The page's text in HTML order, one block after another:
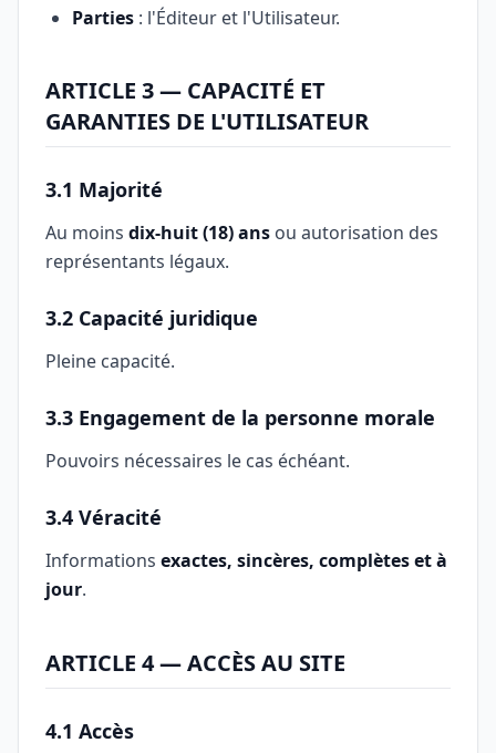
Parties : l'Éditeur et l'Utilisateur.
ARTICLE 3 — CAPACITÉ ET
GARANTIES DE L'UTILISATEUR
3.1 Majorité
Au moins dix-huit (18) ans ou autorisation des
représentants légaux.
3.2 Capacité juridique
Pleine capacité.
3.3 Engagement de la personne morale
Pouvoirs nécessaires le cas échéant.
3.4 Véracité
Informations exactes, sincères, complètes et à
jour.
ARTICLE 4 — ACCÈS AU SITE
4.1 Accès